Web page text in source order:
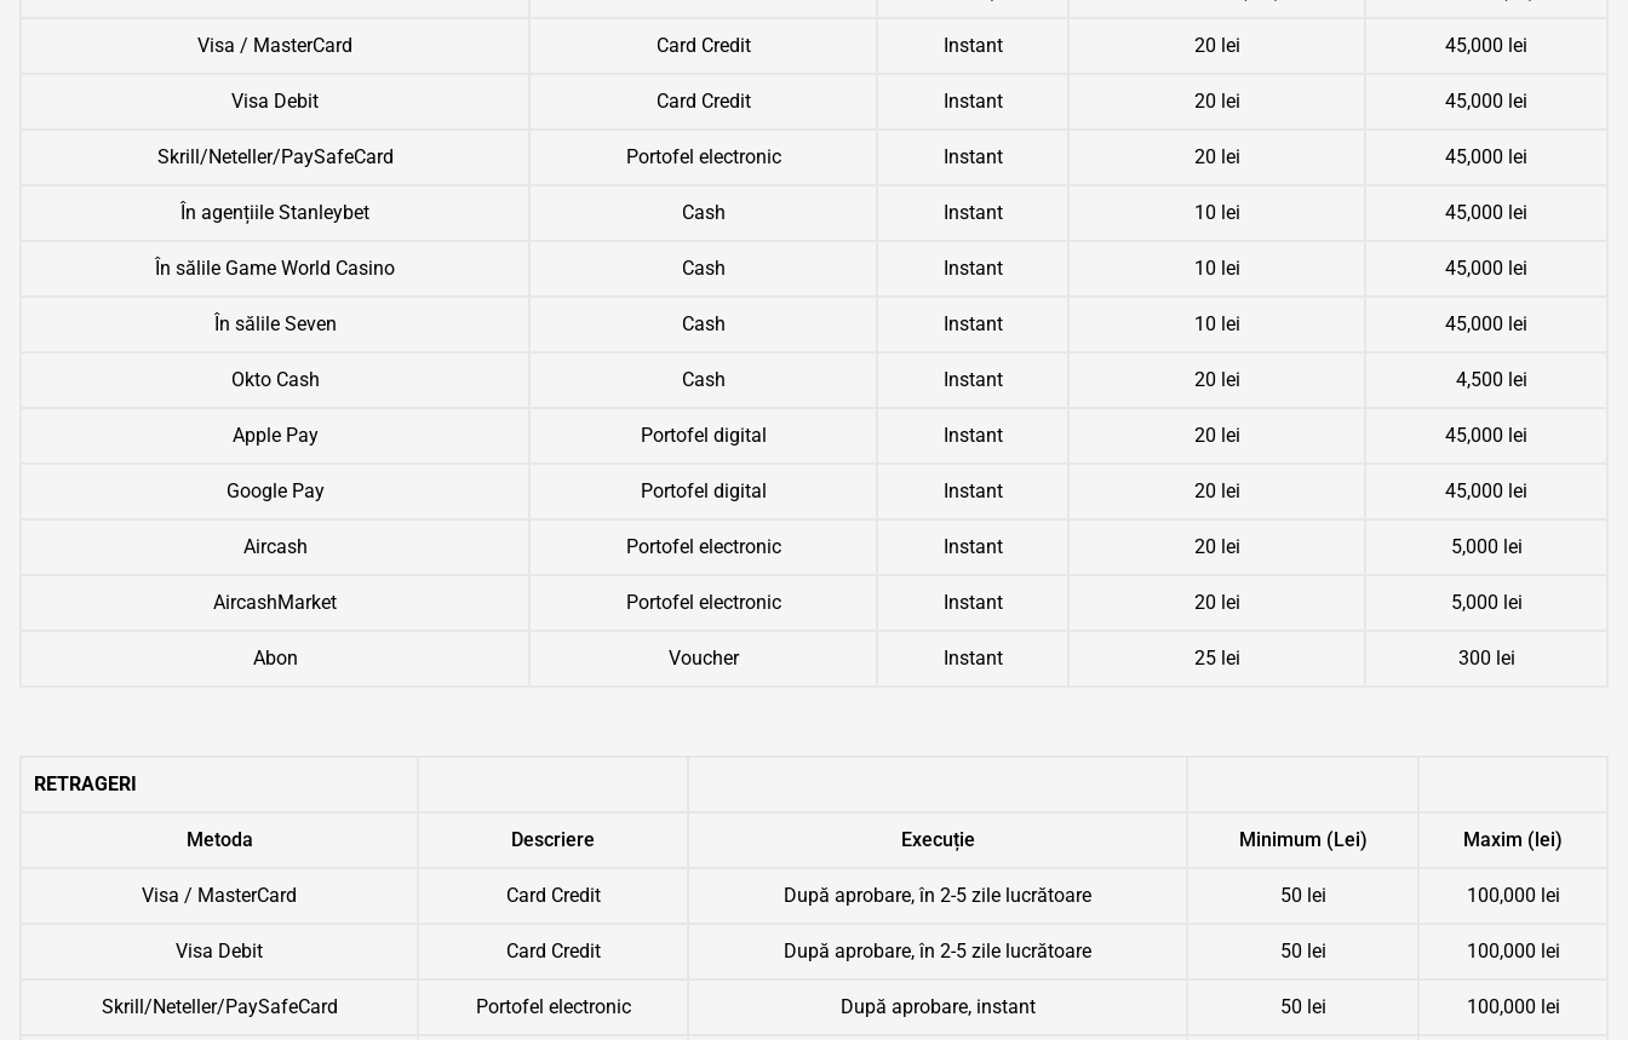
Visa / MasterCard Card Credit Instant 20 lei 45,000 lei
Visa Debit Card Credit Instant 20 lei 45,000 lei
Skrill/Neteller/PaySafeCard Portofel electronic Instant 20 lei 45,000 lei
În agențiile Stanleybet Cash Instant 10 lei 45,000 lei
În sălile Game World Casino Cash Instant 10 lei 45,000 lei
În sălile Seven Cash Instant 10 lei 45,000 lei
Okto Cash Cash Instant 20 lei 4,500 lei
Apple Pay Portofel digital Instant 20 lei 45,000 lei
Google Pay Portofel digital Instant 20 lei 45,000 lei
Aircash Portofel electronic Instant 20 lei 5,000 lei
AircashMarket Portofel electronic Instant 20 lei 5,000 lei
Abon Voucher Instant 25 lei 300 lei
RETRAGERI
Metoda Descriere Execuție Minimum (Lei) Maxim (lei)
Visa / MasterCard Card Credit După aprobare, în 2-5 zile lucrătoare 50 lei 100,000 lei
Visa Debit Card Credit După aprobare, în 2-5 zile lucrătoare 50 lei 100,000 lei
Skrill/Neteller/PaySafeCard Portofel electronic După aprobare, instant 50 lei 100,000 lei